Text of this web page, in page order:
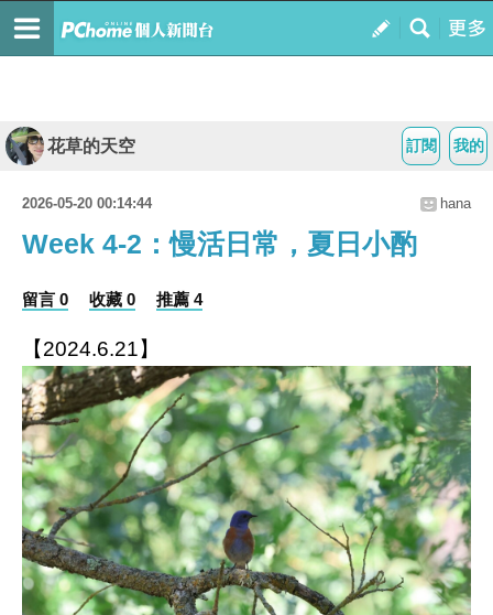
我的
訂閱
花草的天空
2026-05-20 00:14:44 hana
Week 4-2：慢活日常，夏日小酌
留言 0 收藏 0 推薦 4
【2024.6.21】